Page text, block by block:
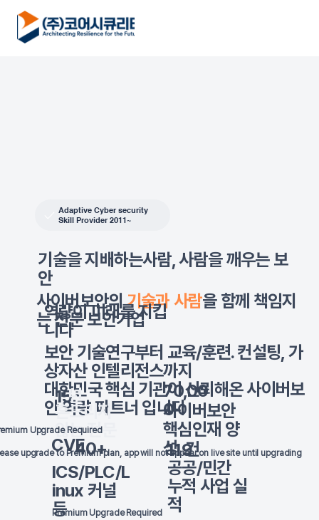
Adaptive Cyber security
Skill Provider 2011~
기술을 지배하는사람, 사람을 깨우는 보
안
사이버보안의기술과 사람을 함께 책임지
는 전문 보안기업
​역량이 미래를 지킵
니다
보안 기술연구부터 교육/훈련. 컨설팅, 가
상자산 인텔리전스까지
대한민국 핵심 기관이 신뢰해온 사이버보
안 역량 파트너 입니다
15년
흔드리지
않는 전문
성
Premium Upgrade Required
70,00
0
사이버보안
핵심인재 양
성
CVE40+
ICS/PLC/L
inux 커널
등
119건
공공/민간
누적 사업 실
적
Upgrade Required
upgrade to Premium plan, app will not appear on live site until upgrading